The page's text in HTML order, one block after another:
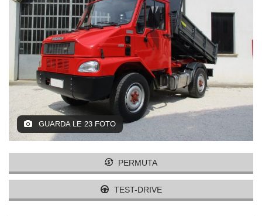
ACQUISTIAMO USATO
ASSISTENZA
CONTATTI
GUARDA LE 23 FOTO
PERMUTA
TEST-DRIVE